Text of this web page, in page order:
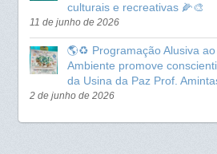
culturais e recreativas 🌽🎨
11 de junho de 2026
🌎♻️ Programação Alusiva
Ambiente promove
da Usina da Paz Prof.
2 de junho de 2026